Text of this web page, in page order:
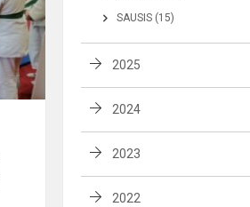
SAUSIS (15)
2025
2024
2023
2022